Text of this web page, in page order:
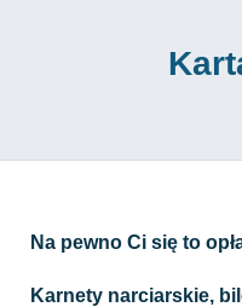
Na pewno Ci się to
Karnety narciarskie,